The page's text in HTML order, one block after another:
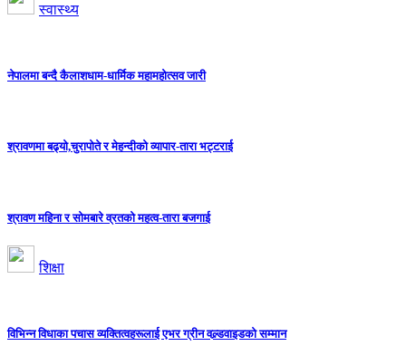
स्वास्थ्य
नेपालमा बन्दै कैलाशधाम-धार्मिक महामहोत्सव जारी
श्रावणमा बढ्यो,चुरापोते र मेहन्दीको व्यापार-तारा भट्टराई
श्रावण महिना र सोमबारे व्रतको महत्व-तारा बजगाई
शिक्षा
विभिन्न विधाका पचास व्यक्तित्वहरूलाई एभर ग्रीन वल्र्डवाइडको सम्मान